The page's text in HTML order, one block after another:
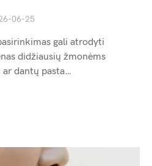
06-25
gali atrodyti
didžiausių žmonėms
dantų pasta…